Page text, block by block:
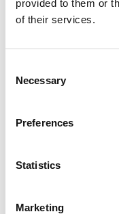
provided to them or
of their services.
Selection
Necessary
Preferences
Statistics
Marketing